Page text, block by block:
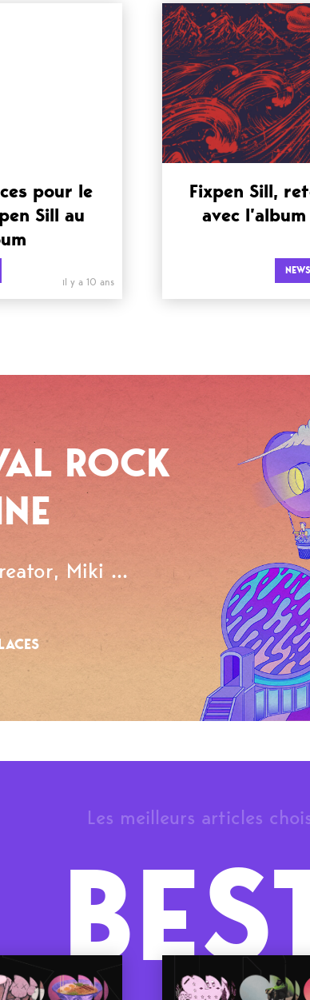
pour le
Sill au
il y a 10 ans
Fixpen Sill,
avec l’album
NEWS
ROCK
Miki ...
Les meilleurs articles